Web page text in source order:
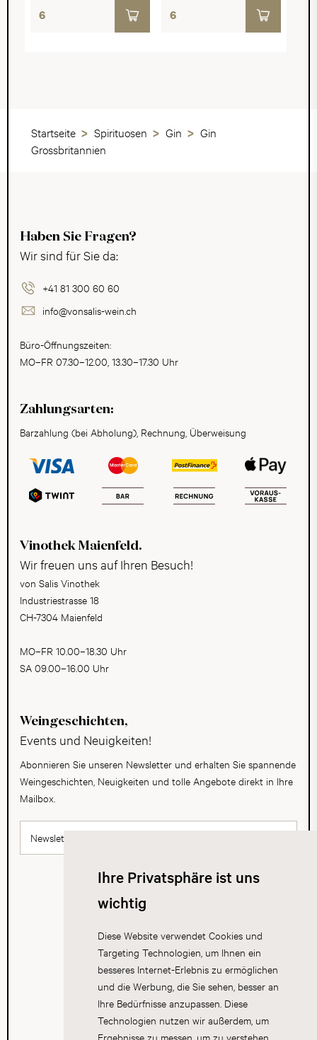
Ihre Privatsphäre ist uns
wichtig
Diese Website verwendet Cookies und
Targeting Technologien, um Ihnen ein
besseres Internet-Erlebnis zu ermöglichen
und die Werbung, die Sie sehen, besser an
Ihre Bedürfnisse anzupassen. Diese
Technologien nutzen wir außerdem, um
Ergebnisse zu messen, um zu verstehen,
Startseite Spirituosen Gin
Gin
Grossbritannien
Haben Sie Fragen?
Wir sind für Sie da:
+41 81 300 60 60
info@vonsalis-wein.ch
Büro-Öffnungszeiten:
MO–FR 07.30–12.00, 13.30–17.30 Uhr
Zahlungsarten:
Barzahlung (bei Abholung), Rechnung, Überweisung
Vinothek Maienfeld.
Wir freuen uns auf Ihren Besuch!
von Salis Vinothek
Industriestrasse 18
CH-7304 Maienfeld
MO–FR 10.00–18.30 Uhr
SA 09.00–16.00 Uhr
Weingeschichten,
Events und Neuigkeiten!
Abonnieren Sie unseren Newsletter und erhalten Sie spannende
Weingeschichten, Neuigkeiten und tolle Angebote direkt in Ihre
Mailbox.
Newsletter abonnieren